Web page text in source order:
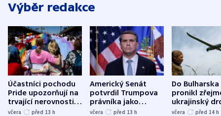
Výběr redakce
Účastníci pochodu
Pride upozorňují na
trvající nerovnosti i
společenskou
včera před 13 h
Americký Senát
potvrdil Trumpova
právníka jako
ministra
včera před 13 h
Do Bulharska
pronikl
ukrajinský
explodoval
včera před 14 h